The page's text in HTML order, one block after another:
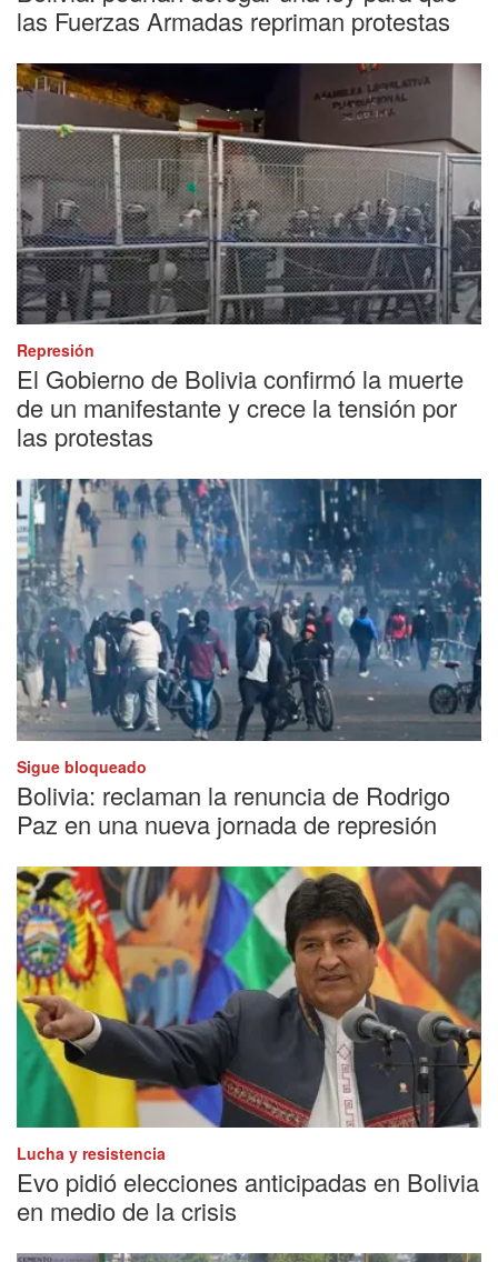
las Fuerzas Armadas repriman protestas
Represión
El Gobierno de Bolivia confirmó la muerte
de un manifestante y crece la tensión por
las protestas
Sigue bloqueado
Bolivia: reclaman la renuncia de Rodrigo
Paz en una nueva jornada de represión
Lucha y resistencia
Evo pidió elecciones anticipadas en Bolivia
en medio de la crisis